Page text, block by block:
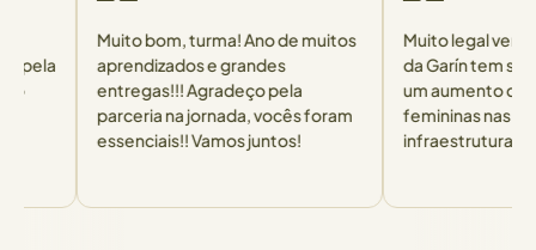
Muito bom, turma! Ano de muitos
aprendizados e grandes
entregas!!! Agradeço pela
parceria na jornada, vocês foram
essenciais!! Vamos juntos!
Muito legal ver que
da Garín tem se
um aumento de
femininas nas áreas
infraestrutura.